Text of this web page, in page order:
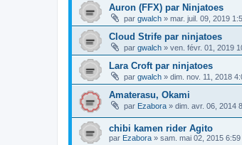
Auron (FFX) par Ninjatoes
par gwalch » mar. juil. 09, 2019
Cloud Strife par ninjatoes
par gwalch » ven. févr. 01, 2019
Lara Croft par ninjatoes
par gwalch » dim. nov. 11, 2018
Amaterasu, Okami
par Ezabora » dim. avr. 06, 2014
chibi kamen rider Agito
par Ezabora » sam. mai 02, 2015 6:59